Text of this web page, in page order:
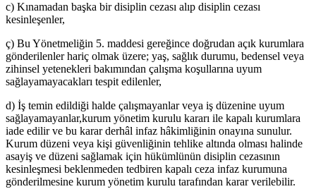
c) Kınamadan başka bir disiplin cezası alıp disiplin cezası
kesinleşenler,
ç) Bu Yönetmeliğin 5. maddesi gereğince doğrudan açık kurumlara
gönderilenler hariç olmak üzere; yaş, sağlık durumu, bedensel veya
zihinsel yetenekleri bakımından çalışma koşullarına uyum
sağlayamayacakları tespit edilenler,
d) İş temin edildiği halde çalışmayanlar veya iş düzenine uyum
sağlayamayanlar,kurum yönetim kurulu kararı ile kapalı kurumlara
iade edilir ve bu karar derhâl infaz hâkimliğinin onayına sunulur.
Kurum düzeni veya kişi güvenliğinin tehlike altında olması halinde
asayiş ve düzeni sağlamak için hükümlünün disiplin cezasının
kesinleşmesi beklenmeden tedbiren kapalı ceza infaz kurumuna
gönderilmesine kurum yönetim kurulu tarafından karar verilebilir.